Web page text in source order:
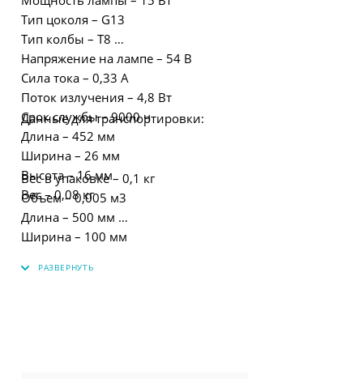
Тип цоколя – G13
Тип колбы – T8
Напряжение на лампе – 54 В
Сила тока – 0,33 А
Поток излучения – 4,8 Вт
Срок службы – 9000 ч
Длина – 452 мм
Ширина – 26 мм
Высота – 16 мм
Вес – 0,08 кг
Данные для транспортировки:
Вес в упаковке – 0,1 кг
Объем – 0,005 м3
Длина – 500 мм
Ширина – 100 мм